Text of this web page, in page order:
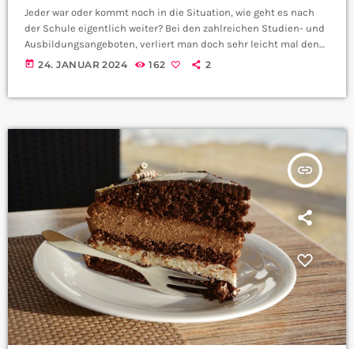
Jeder war oder kommt noch in die Situation, wie geht es nach
der Schule eigentlich weiter? Bei den zahlreichen Studien- und
Ausbildungsangeboten, verliert man doch sehr leicht mal den
Überblick. Wenn ihr euch für den Beruf des Erziehers
today 24. JANUAR 2024 162 2
insert_link